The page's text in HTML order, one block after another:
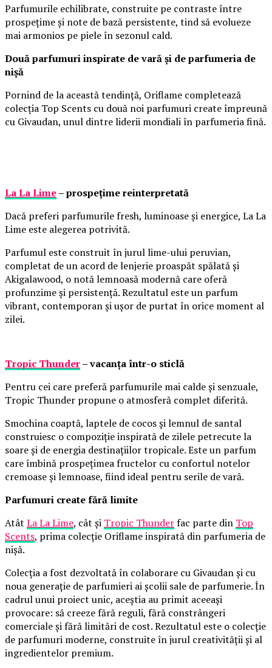
Parfumurile echilibrate, construite pe contraste între
prospețime și note de bază persistente, tind să evolueze
mai armonios pe piele în sezonul cald.
Două parfumuri inspirate de vară și de parfumeria de
nișă
Pornind de la această tendință, Oriflame completează
colecția Top Scents cu două noi parfumuri create împreună
cu Givaudan, unul dintre liderii mondiali în parfumeria fină.
La La Lime– prospețime reinterpretată
Dacă preferi parfumurile fresh, luminoase și energice, La La
Lime este alegerea potrivită.
Parfumul este construit în jurul lime-ului peruvian,
completat de un acord de lenjerie proaspăt spălată și
Akigalawood, o notă lemnoasă modernă care oferă
profunzime și persistență. Rezultatul este un parfum
vibrant, contemporan și ușor de purtat în orice moment al
zilei.
Tropic Thunder– vacanța într-o sticlă
Pentru cei care preferă parfumurile mai calde și senzuale,
Tropic Thunder propune o atmosferă complet diferită.
Smochina coaptă, laptele de cocos și lemnul de santal
construiesc o compoziție inspirată de zilele petrecute la
soare și de energia destinațiilor tropicale. Este un parfum
care îmbină prospețimea fructelor cu confortul notelor
cremoase și lemnoase, fiind ideal pentru serile de vară.
Parfumuri create fără limite
Atât La La Lime, cât și Tropic Thunderfac parte din Top
Scents, prima colecție Oriflame inspirată din parfumeria de
nișă.
Colecția a fost dezvoltată în colaborare cu Givaudan și cu
noua generație de parfumieri ai școlii sale de parfumerie. În
cadrul unui proiect unic, aceștia au primit aceeași
provocare: să creeze fără reguli, fără constrângeri
comerciale și fără limitări de cost. Rezultatul este o colecție
de parfumuri moderne, construite în jurul creativității și al
ingredientelor premium.